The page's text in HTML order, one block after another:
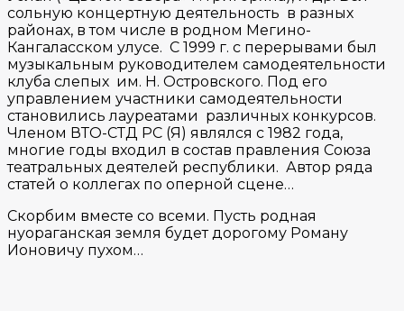
сольную концертную деятельность в разных
районах, в том числе в родном Мегино-
Кангаласском улусе. С 1999 г. с перерывами был
музыкальным руководителем самодеятельности
клуба слепых им. Н. Островского. Под его
управлением участники самодеятельности
становились лауреатами различных конкурсов.
Членом ВТО-СТД РС (Я) являлся с 1982 года,
многие годы входил в состав правления Союза
театральных деятелей республики. Автор ряда
статей о коллегах по оперной сцене…
Скорбим вместе со всеми. Пусть родная
нуораганская земля будет дорогому Роману
Ионовичу пухом…